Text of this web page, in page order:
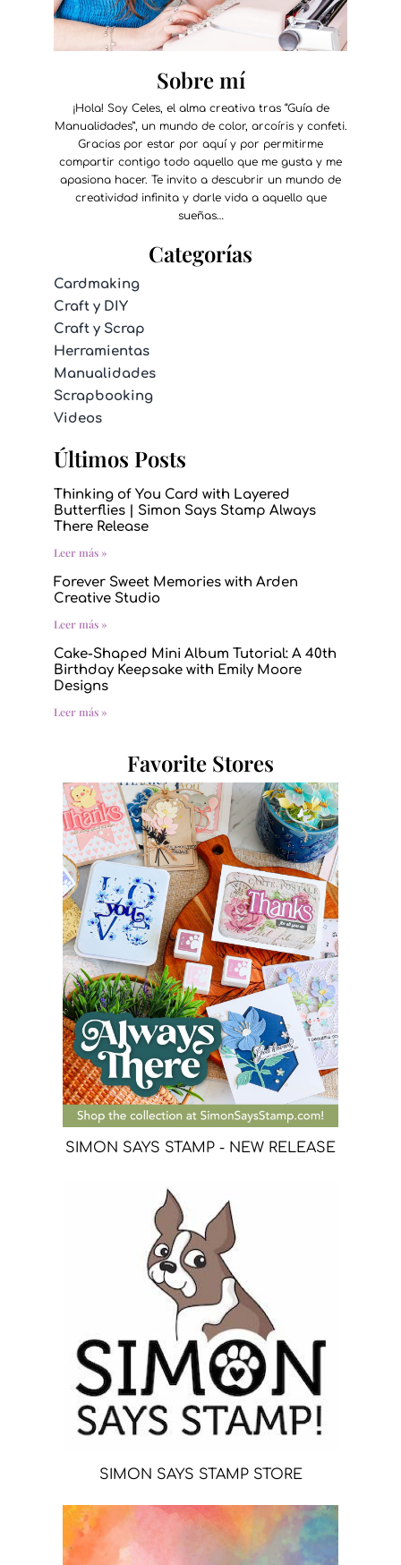
Sobre mí
¡Hola! Soy Celes, el alma creativa tras “Guía de
Manualidades”, un mundo de color, arcoíris y confeti.
Gracias por estar por aquí y por permitirme
compartir contigo todo aquello que me gusta y me
apasiona hacer. Te invito a descubrir un mundo de
creatividad infinita y darle vida a aquello que
sueñas…
Categorías
Cardmaking
Craft y DIY
Craft y Scrap
Herramientas
Manualidades
Scrapbooking
Videos
Últimos Posts
Thinking of You Card with Layered
Butterflies | Simon Says Stamp Always
There Release
Leer más »
Forever Sweet Memories with Arden
Creative Studio
Leer más »
Cake-Shaped Mini Album Tutorial: A 40th
Birthday Keepsake with Emily Moore
Designs
Leer más »
Favorite Stores
SIMON SAYS STAMP - NEW RELEASE
SIMON SAYS STAMP STORE